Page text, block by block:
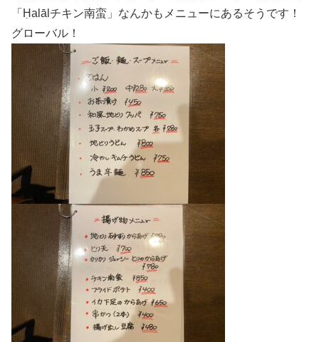
「Ḥalālチキン南蛮」なんかもメニューにあるそうです！
グローバル！